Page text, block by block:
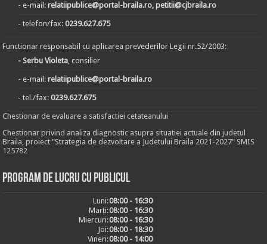
- e-mail:relatiipublice@portal-braila.ro, petitii@cjbraila.ro
- telefon/fax:0239.627.675
Functionar responsabil cu aplicarea prevederilor Legii nr.52/2003:
- Serbu Violeta, consilier
- e-mail:relatiipublice@portal-braila.ro
- tel./fax:0239.627.675
Chestionar de evaluare a satisfactiei cetateanului
Chestionar privind analiza diagnostic asupra situatiei actuale din judetul
Braila, proiect "Strategia de dezvoltare a Judetului Braila 2021-2027" SMIS
125782
Program de lucru cu publicul
Luni:08:00 - 16:30
Marți:08:00 - 16:30
Miercuri:08:00 - 16:30
Joi:08:00 - 18:30
Vineri:08:00 - 14:00